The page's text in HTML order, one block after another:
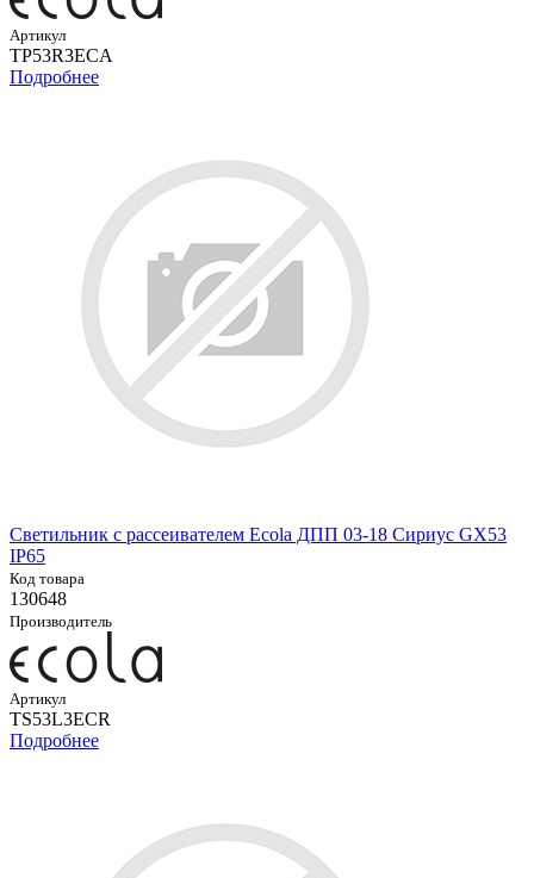
Артикул
TP53R3ECA
Подробнее
Светильник с рассеивателем Ecola ДПП 03-18 Сириус GX53
IP65
Код товара
130648
Производитель
Артикул
TS53L3ECR
Подробнее